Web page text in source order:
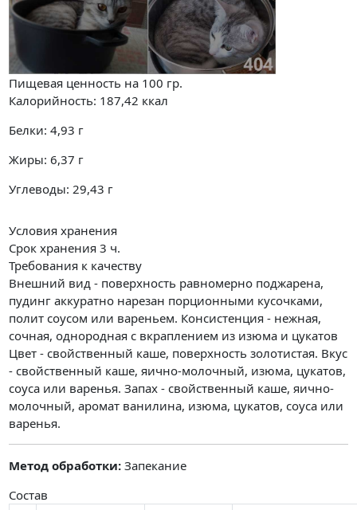
Пищевая ценность на 100 гр.
Калорийность: 187,42 ккал
Белки: 4,93 г
Жиры: 6,37 г
Углеводы: 29,43 г
Условия хранения
Срок хранения 3 ч.
Требования к качеству
Внешний вид - поверхность равномерно поджарена,
пудинг аккуратно нарезан порционными кусочками,
полит соусом или вареньем. Консистенция - нежная,
сочная, однородная с вкраплением из изюма и цукатов
Цвет - свойственный каше, поверхность золотистая. Вкус
- свойственный каше, яично-молочный, изюма, цукатов,
соуса или варенья. Запах - свойственный каше, яично-
молочный, аромат ванилина, изюма, цукатов, соуса или
варенья.
Метод обработки: Запекание
Состав